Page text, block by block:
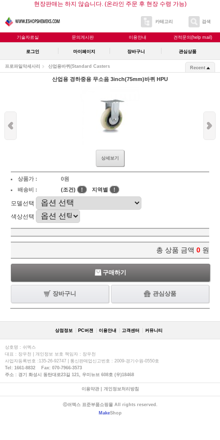
현장판매는 하지 않습니다. (온라인 주문 후 현장 수령 가능)
카테고리 검색
기술자료실 문의게시판 이용안내 견적문의(help mail)
로그인 마이페이지 장바구니 관심상품
프로파일악세사리 산업용바퀴(Standard Casters Recent
산업용 경하중용 무소음 3inch(75mm)바퀴 HPU
상세보기
상품가 :
0원
배송비 :
(조건) ! 지역별 !
모델선택
색상선택
총 상품 금액 0 원
구매하기
장바구니 관심상품
상점정보 PC버젼 이용안내 고객센터 커뮤니티
상호명 : 쉬멕스
대표 : 장우천 | 개인정보 보호 책임자 : 장우천
사업자등록번호 :135-26-92747 | 통신판매업신고번호 : 2009-경기수원-0550호
Tel: 1661-8832 Fax: 070-7966-3573
주소 : 경기 화성시 동탄대로23길 121, 우미뉴브 608호 (우)18468
이용약관| 개인정보처리방침
ⓒ쉬멕스 표준부품쇼핑몰 All rights reserved.
MakeShop